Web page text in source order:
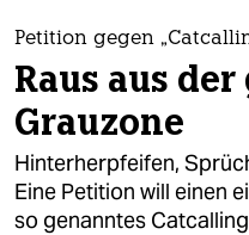
themen
politik
öko
gesellschaft
Petition gegen
Raus aus
Grauzone
Hinterherpfeifen,
Eine Petition will einen
so genanntes